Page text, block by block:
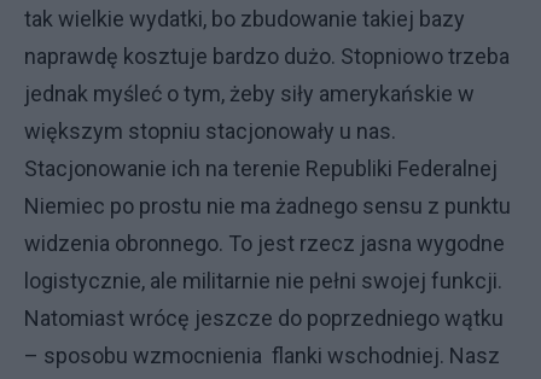
tak wielkie wydatki, bo zbudowanie takiej bazy
naprawdę kosztuje bardzo dużo. Stopniowo trzeba
jednak myśleć o tym, żeby siły amerykańskie w
większym stopniu stacjonowały u nas.
Stacjonowanie ich na terenie Republiki Federalnej
Niemiec po prostu nie ma żadnego sensu z punktu
widzenia obronnego. To jest rzecz jasna wygodne
logistycznie, ale militarnie nie pełni swojej funkcji.
Natomiast wrócę jeszcze do poprzedniego wątku
– sposobu wzmocnienia flanki wschodniej. Nasz